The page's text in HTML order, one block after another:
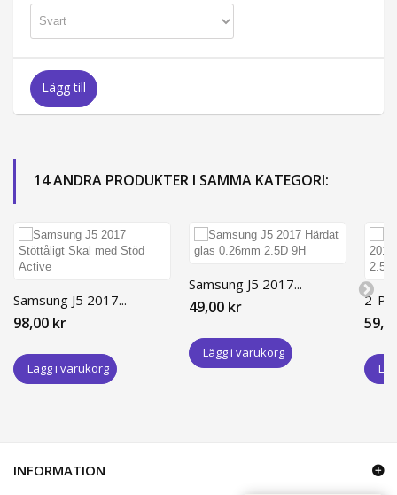
Lägg till
14 ANDRA PRODUKTER I SAMMA KATEGORI:
Samsung J5 2017...
98,00 kr
Lägg i varukorg
Samsung J5 2017...
49,00 kr
Lägg i varukorg
2-
INFORMATION